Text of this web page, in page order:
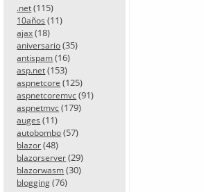
.net (115)
10años (11)
ajax (18)
aniversario (35)
antispam (16)
asp.net (153)
aspnetcore (125)
aspnetcoremvc (91)
aspnetmvc (179)
auges (11)
autobombo (57)
blazor (48)
blazorserver (29)
blazorwasm (30)
blogging (76)